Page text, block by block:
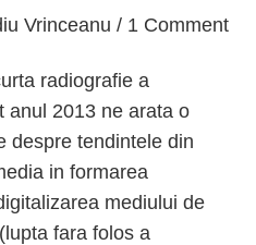
Vrinceanu / 1 Comment
radiografie a
anul 2013 ne arata o
despre tendintele din
in formarea
mediului de
fara folos a